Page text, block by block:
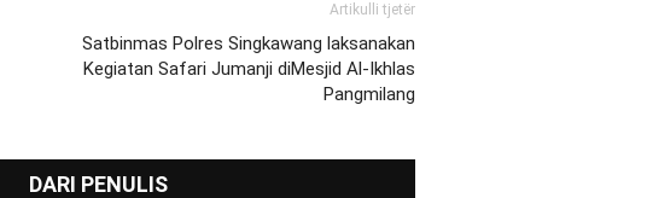
Artikulli tjetër
Satbinmas Polres Singkawang laksanakan
Kegiatan Safari Jumanji diMesjid Al-Ikhlas
Pangmilang
DARI PENULIS